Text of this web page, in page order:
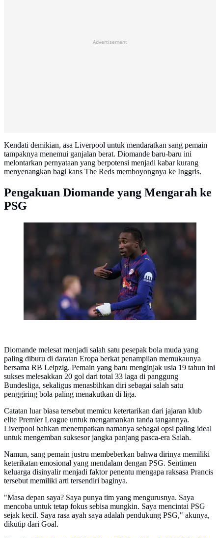
Advertisement
Kendati demikian, asa Liverpool untuk mendaratkan sang pemain
tampaknya menemui ganjalan berat. Diomande baru-baru ini
melontarkan pernyataan yang berpotensi menjadi kabar kurang
menyenangkan bagi kans The Reds memboyongnya ke Inggris.
Pengakuan Diomande yang Mengarah ke
PSG
Yan Diomande memilih tetap tenang ditengah
gembornya rumor transfer dirinya. (AFP)
Diomande melesat menjadi salah satu pesepak bola muda yang
paling diburu di daratan Eropa berkat penampilan memukaunya
bersama RB Leipzig. Pemain yang baru menginjak usia 19 tahun ini
sukses melesakkan 20 gol dari total 33 laga di panggung
Bundesliga, sekaligus menasbihkan diri sebagai salah satu
penggiring bola paling menakutkan di liga.
Catatan luar biasa tersebut memicu ketertarikan dari jajaran klub
elite Premier League untuk mengamankan tanda tangannya.
Liverpool bahkan menempatkan namanya sebagai opsi paling ideal
untuk mengemban suksesor jangka panjang pasca-era Salah.
Namun, sang pemain justru membeberkan bahwa dirinya memiliki
keterikatan emosional yang mendalam dengan PSG. Sentimen
keluarga disinyalir menjadi faktor penentu mengapa raksasa Prancis
tersebut memiliki arti tersendiri baginya.
"Masa depan saya? Saya punya tim yang mengurusnya. Saya
mencoba untuk tetap fokus sebisa mungkin. Saya mencintai PSG
sejak kecil. Saya rasa ayah saya adalah pendukung PSG," akunya,
dikutip dari Goal.